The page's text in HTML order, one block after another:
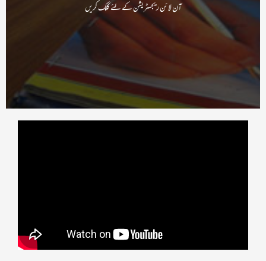
آن لا ئن ریجسٹریشن کے لئے کلک کریں